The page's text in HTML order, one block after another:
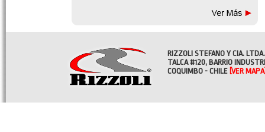
RIZZOLI STEFANO Y CIA. LTDA.
TALCA #120, BARRIO
COQUIMBO - CHILE [VER